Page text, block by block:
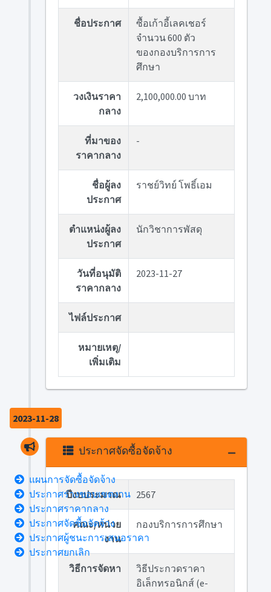
ชื่อประกาศ
ซื้อเก้าอี้เลคเชอร์
จำนวน 600 ตัว
ของกองบริการการ
ศึกษา
วงเงินราคา
กลาง
2,100,000.00 บาท
ที่มาของ
ราคากลาง
-
ชื่อผู้ลง
ประกาศ
ราชย์วิทย์ โพธิ์เอม
ตำแหน่งผู้ลง
ประกาศ
นักวิชาการพัสดุ
วันที่อนุมัติ
ราคากลาง
2023-11-27
ไฟล์ประกาศ
หมายเหตุ/
เพิ่มเติม
2023-11-28
ประกาศจัดซื้อจัดจ้าง
ปีงบประมาณ 2567
คณะ/หน่วย
งาน
กองบริการการศึกษา
วิธีการจัดหา
วิธีประกวดราคา
อิเล็กทรอนิกส์ (e-
แผนการจัดซื้อจัดจ้าง
ประกาศร่างขอบเขตงาน
ประกาศราคากลาง
ประกาศจัดซื้อจัดจ้าง
ประกาศผู้ชนะการเสนอราคา
ประกาศยกเลิก